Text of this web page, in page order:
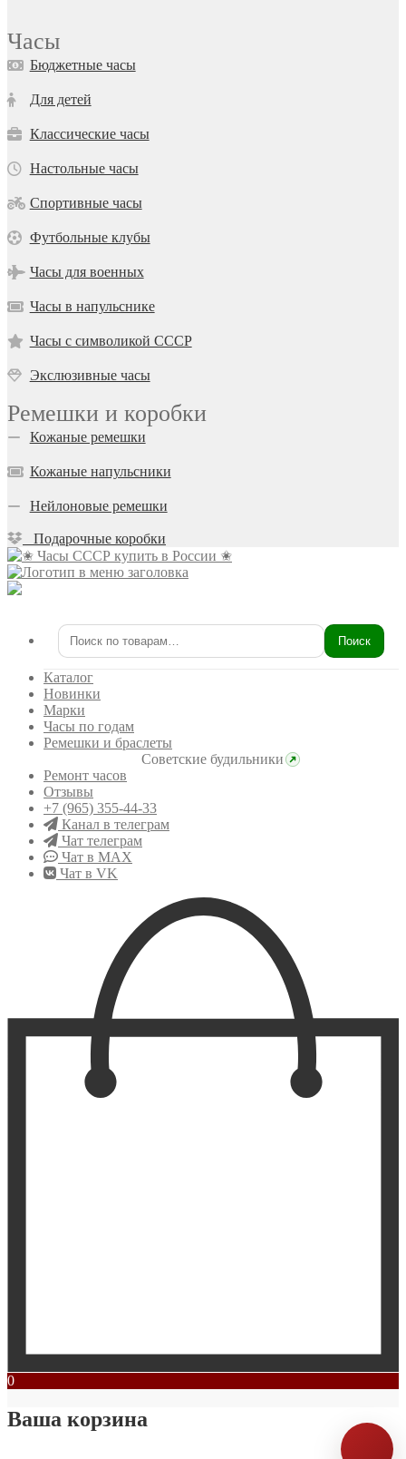
Часы
Бюджетные часы
Для детей
Классические часы
Настольные часы
Спортивные часы
Футбольные клубы
Часы для военных
Часы в напульснике
Часы с символикой СССР
Экслюзивные часы
Ремешки и коробки
Кожаные ремешки
Кожаные напульсники
Нейлоновые ремешки
Подарочные коробки
Искать: Поиск
Каталог
Новинки
Марки
Часы по годам
Ремешки и браслеты
Советские будильники
Ремонт часов
Отзывы
+7 (965) 355-44-33
Канал в телеграм
Чат телеграм
Чат в MAX
Чат в VK
0
Ваша корзина